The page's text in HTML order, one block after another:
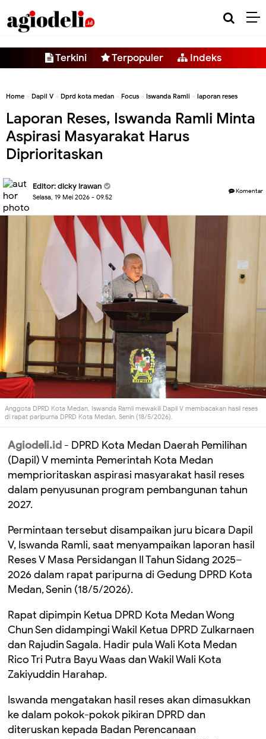
Terkini Terpopuler Indeks
Home » Dapil V » Dprd kota medan » Focus » Iswanda Ramli » laporan reses
Laporan Reses, Iswanda Ramli Minta
Aspirasi Masyarakat Harus
Diprioritaskan
Editor:dicky irawan
Selasa, 19 Mei 2026 - 09.52
Komentar
Anggota DPRD Kota Medan, Iswanda Ramli mewakili Dapil V membacakan hasil reses
di rapat paripurna DPRD Kota Medan, Senin (18/5/2026).
Agiodeli.id - DPRD Kota Medan Daerah Pemilihan
(Dapil) V meminta Pemerintah Kota Medan
memprioritaskan aspirasi masyarakat hasil reses
dalam penyusunan program pembangunan tahun
2027.
Permintaan tersebut disampaikan juru bicara Dapil
V, Iswanda Ramli, saat menyampaikan laporan hasil
Reses V Masa Persidangan II Tahun Sidang 2025–
2026 dalam rapat paripurna di Gedung DPRD Kota
Medan, Senin (18/5/2026).
Rapat dipimpin Ketua DPRD Kota Medan Wong
Chun Sen didampingi Wakil Ketua DPRD Zulkarnaen
dan Rajudin Sagala. Hadir pula Wali Kota Medan
Rico Tri Putra Bayu Waas dan Wakil Wali Kota
Zakiyuddin Harahap.
Iswanda mengatakan hasil reses akan dimasukkan
ke dalam pokok-pokok pikiran DPRD dan
diteruskan kepada Badan Perencanaan